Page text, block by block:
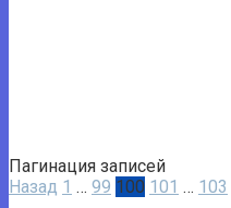
Пагинация записей
Назад 1 … 99 100 101 … 103